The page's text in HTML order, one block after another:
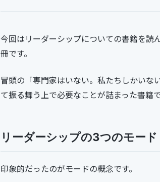
今回はリーダーシップについての書籍を読
冊です。
冒頭の「専門家はいない。私たちしかいな
て振る舞う上で必要なことが詰まった書籍で
リーダーシップの3つのモード
印象的だったのがモードの概念です。